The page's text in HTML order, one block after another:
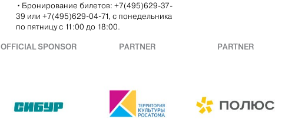
• Бронирование билетов: +7(495)629-37-
39 или +7(495)629-04-71, с понедельника
по пятницу с 11:00 до 18:00.
OFFICIAL SPONSOR PARTNER PARTNER